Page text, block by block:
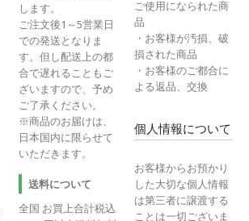
します。
ご注文後1～5営業日
での発送となりま
す。但し配送上の都
合で遅れることもご
ざいますので、予め
ご了承ください。
※商品のお届けは、
日本国内に限らせて
いただきます。
送料について
全国 お買上合計税込
ご使用になられた商
品
・お客様が汚損、破
損された商品
・お客様のご都合に
よる返品、交換
個人情報について
お客様からお預かり
した大切な個人情報
は第三者に譲渡する
ことは一切ございま